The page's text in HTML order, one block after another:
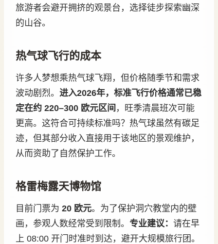
旅游者会避开拥挤的观景台，选择徒步探索幽深
的山谷。
热气球飞行的成本
许多人梦想乘热气球飞翔，但价格随季节和需求
波动剧烈。 进入2026年，标准飞行价格通常已稳
定在约 220–300 欧元区间 ，旺季清晨班次可能
更高。这符合可持续标准吗？热气球虽然有碳足
迹，但其部分收入直接用于该地区的景观维护，
从而资助了自然保护工作。
格雷梅露天博物馆
目前门票为 20 欧元。为了保护洞穴教堂内的壁
画，参观人数经常受到限制。 专业建议： 请在早
上 08:00 开门时准时到达，避开大规模旅行团。